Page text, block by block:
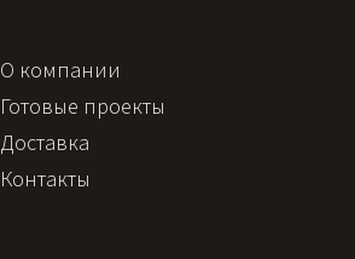
О компании
Готовые проекты
Доставка
Контакты